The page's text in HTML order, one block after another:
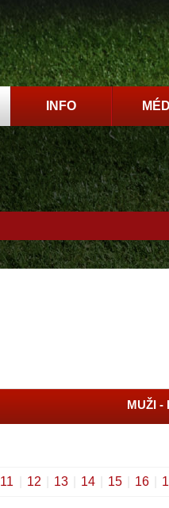
INFO
MUŽI -
11 12 13 14 15 16